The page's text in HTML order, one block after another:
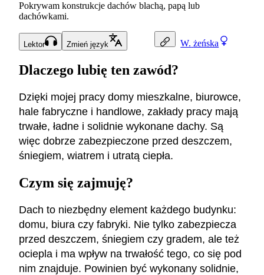
W. żeńska
Pokrywam konstrukcje dachów blachą, papą lub
dachówkami.
Lektor Zmień język
Dlaczego lubię ten zawód?
Dzięki mojej pracy domy mieszkalne, biurowce,
hale fabryczne i handlowe, zakłady pracy mają
trwałe, ładne i solidnie wykonane dachy. Są
więc dobrze zabezpieczone przed deszczem,
śniegiem, wiatrem i utratą ciepła.
Czym się zajmuję?
Dach to niezbędny element każdego budynku:
domu, biura czy fabryki. Nie tylko zabezpiecza
przed deszczem, śniegiem czy gradem, ale też
ociepla i ma wpływ na trwałość tego, co się pod
nim znajduje. Powinien być wykonany solidnie,